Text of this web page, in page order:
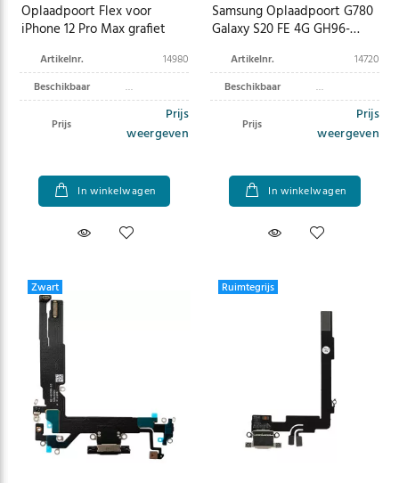
Oplaadpoort Flex voor
iPhone 12 Pro Max grafiet
Artikelnr.
14980
Beschikbaar
Prijs
Prijs
weergeven
In winkelwagen
Samsung Oplaadpoort G780
Galaxy S20 FE 4G GH96-
Artikelnr.
14720
Beschikbaar
Prijs
Prijs
weergeven
In winkelwagen
Zwart Ruimtegrijs